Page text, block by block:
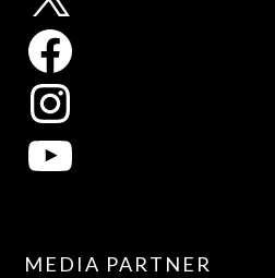
MEDIA PARTNER